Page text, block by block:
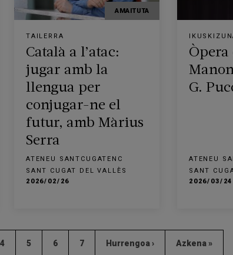
AMAITUTA
TAILERRA
Català a l’atac:
jugar amb la
llengua per
conjugar-ne el
futur, amb Màrius
Serra
ATENEU SANTCUGATENC
SANT CUGAT DEL VALLÈS
2026/02/26
Òpera
G.
ATENEU
SANT
2026/03/24
4 5 6 7 Hurrengoa › Azkena »